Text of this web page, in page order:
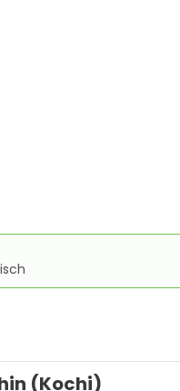
(Kochi)